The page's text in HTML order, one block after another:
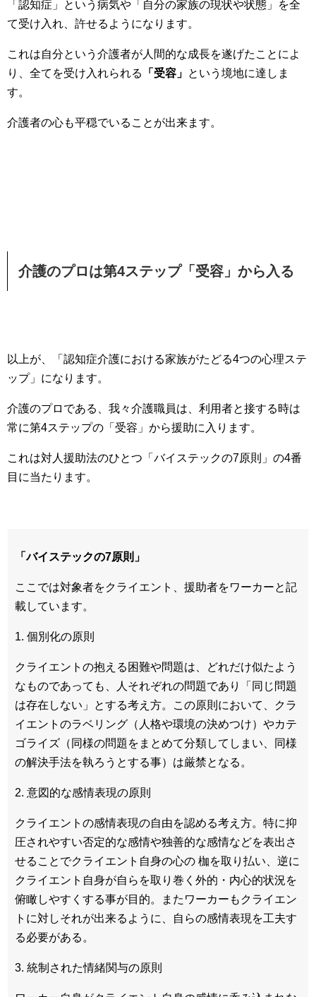
「認知症」という病気や「自分の家族の現状や状態」を全
て受け入れ、許せるようになります。
これは自分という介護者が人間的な成長を遂げたことによ
り、全てを受け入れられる
「受容」 という境地に達しま
す。
介護者の心も平穏でいることが出来ます。
介護のプロは第4ステップ「受容」から入る
以上が、「認知症介護における家族がたどる4つの心理ステ
ップ」になります。
介護のプロである、我々介護職員は、利用者と接する時は
常に第4ステップの「受容」から援助に入ります。
これは対人援助法のひとつ「バイステックの7原則」の4番
目に当たります。
「バイステックの7原則」
ここでは対象者をクライエント、援助者をワーカーと記
載しています。
1. 個別化の原則
クライエントの抱える困難や問題は、どれだけ似たよう
なものであっても、人それぞれの問題であり「同じ問題
は存在しない」とする考え方。この原則において、クラ
イエントのラベリング（人格や環境の決めつけ）やカテ
ゴライズ（同様の問題をまとめて分類してしまい、同様
の解決手法を執ろうとする事）は厳禁となる。
2. 意図的な感情表現の原則
クライエントの感情表現の自由を認める考え方。特に抑
圧されやすい否定的な感情や独善的な感情などを表出さ
せることでクライエント自身の心の 枷を取り払い、逆に
クライエント自身が自らを取り巻く外的・内心的状況を
俯瞰しやすくする事が目的。またワーカーもクライエン
トに対しそれが出来るように、自らの感情表現を工夫す
る必要がある。
3. 統制された情緒関与の原則